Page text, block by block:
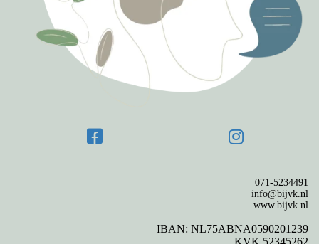
071-5234491
info@bijvk.nl
www.bijvk.nl
IBAN: NL75ABNA0590201239
KVK 52345262